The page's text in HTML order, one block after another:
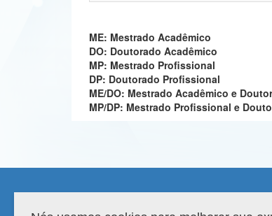
ME: Mestrado Acadêmico
DO: Doutorado Acadêmico
MP: Mestrado Profissional
DP: Doutorado Profissional
ME/DO: Mestrado Acadêmico e
MP/DP: Mestrado Profissional e